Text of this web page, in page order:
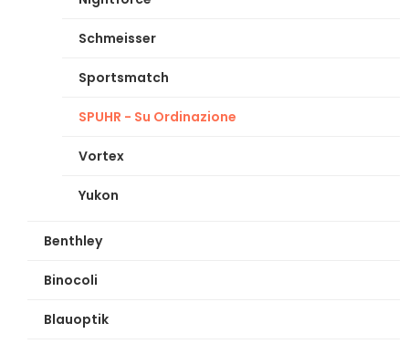
Schmeisser
Sportsmatch
SPUHR - Su Ordinazione
Vortex
Yukon
Benthley
Binocoli
Blauoptik